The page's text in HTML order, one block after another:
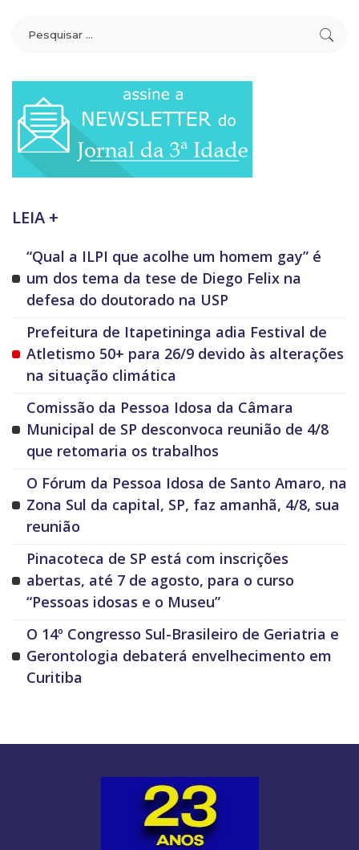
LEIA +
“Qual a ILPI que acolhe um homem gay” é
um dos tema da tese de Diego Felix na
defesa do doutorado na USP
Prefeitura de Itapetininga adia Festival de
Atletismo 50+ para 26/9 devido às alterações
na situação climática
Comissão da Pessoa Idosa da Câmara
Municipal de SP desconvoca reunião de 4/8
que retomaria os trabalhos
O Fórum da Pessoa Idosa de Santo Amaro, na
Zona Sul da capital, SP, faz amanhã, 4/8, sua
reunião
Pinacoteca de SP está com inscrições
abertas, até 7 de agosto, para o curso
“Pessoas idosas e o Museu”
O 14º Congresso Sul-Brasileiro de Geriatria e
Gerontologia debaterá envelhecimento em
Curitiba